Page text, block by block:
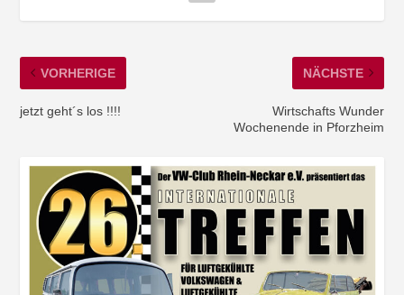
VORHERIGE
jetzt geht´s los !!!!
NÄCHSTE
Wirtschafts Wunder
Wochenende in Pforzheim